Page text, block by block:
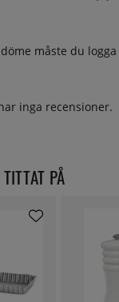
måste du
inga recensioner.
PÅ